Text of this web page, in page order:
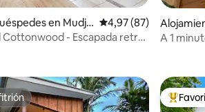
de 5. 43 evaluaciones
en Mudji
Calificación
4,97 (87)
Cottonwood - Escapada retro
A 1